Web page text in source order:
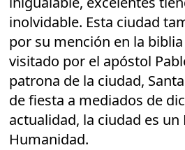
inolvidable. Esta ciudad
por su mención en la
visitado por el apóstol
patrona de la ciudad,
de fiesta a mediados de
actualidad, la ciudad es
Humanidad.